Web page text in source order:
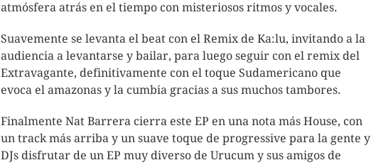
atmósfera atrás en el tiempo con misteriosos ritmos y vocales.
Suavemente se levanta el beat con el Remix de Ka:lu, invitando a la
audiencia a levantarse y bailar, para luego seguir con el remix del
Extravagante, definitivamente con el toque Sudamericano que
evoca el amazonas y la cumbia gracias a sus muchos tambores.
Finalmente Nat Barrera cierra este EP en una nota más House, con
un track más arriba y un suave toque de progressive para la gente y
DJs disfrutar de un EP muy diverso de Urucum y sus amigos de